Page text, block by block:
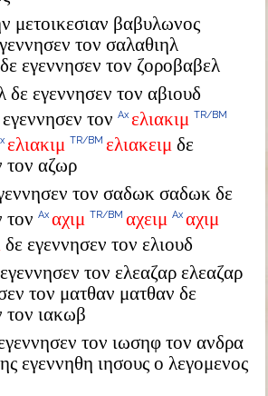
μετοικεσιαν βαβυλωνος
τον σαλαθιηλ
εγεννησεν τον ζοροβαβελ
δε εγεννησεν τον αβιουδ
τον Ax ελιακιμ TR/BM
ελιακιμ TR/BM ελιακειμ δε
τον αζωρ
τον σαδωκ σαδωκ δε
τον Ax αχιμ TR/BM αχειμ Ax αχιμ
δε εγεννησεν τον ελιουδ
τον ελεαζαρ ελεαζαρ
τον ματθαν ματθαν δε
τον ιακωβ
τον ιωσηφ τον ανδρα
εγεννηθη ιησους ο λεγομενος